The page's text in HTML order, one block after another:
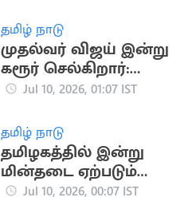
தமிழ் நாடு
முதல்வர் விஜய் இன்று
கரூர் செல்கிறார்:
அரசு நிகழ்ச்சிகளில்
Jul 10, 2026, 01:07 IST
தமிழ் நாடு
தமிழகத்தில் இன்று
மின்தடை ஏற்படும்
இடங்கள் இவைதான்
Jul 10, 2026, 00:07 IST